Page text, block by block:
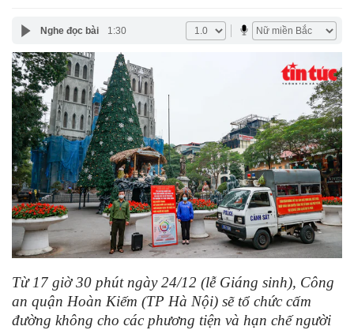
Nghe đọc bài 1:30
Từ 17 giờ 30 phút ngày 24/12 (lễ Giáng sinh), Công
an quận Hoàn Kiếm (TP Hà Nội) sẽ tổ chức cấm
đường không cho các phương tiện và hạn chế người